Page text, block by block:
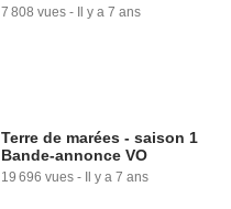
7 808 vues - Il y a 7 ans
Terre de marées - saison 1
Bande-annonce VO
19 696 vues - Il y a 7 ans